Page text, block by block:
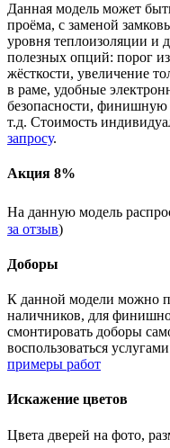
Данная модель может
проёма, с заменой
уровня теплоизоляции и
полезных опций: порог
жёсткости, увеличение
в раме, удобные
безопасности, финишную
т.д. Стоимость
запросу.
Акция 8%
На данную модель
за отзыв)
Доборы
К данной модели можно
наличников, для
смонтировать доборы
воспользоваться
примеры работ
Искажение цветов
Цвета дверей на фото,